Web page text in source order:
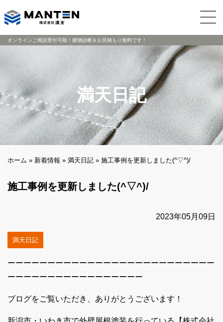
オンラインご相談受付可能！建物診断＆お見積もり無料です！
満天日記
ホーム » 新着情報 » 満天日記 » 施工事例を更新しました(^▽^)/
施工事例を更新しました(^▽^)/
2023年05月09日
満天日記
ーーーーーーーーーーーーーーーーーーーーーーーーーー
ーーーーーーーーーーーーーーーーー
ブログをご覧いただき、ありがとうございます！